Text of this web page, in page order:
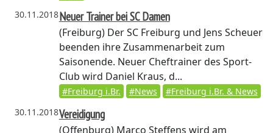
30.11.2018Neuer Trainer bei SC Damen
(Freiburg)Der SC Freiburg und Jens Scheuer
beenden ihre Zusammenarbeit zum
Saisonende. Neuer Cheftrainer des Sport-
Club wird Daniel Kraus, d...
#Freiburg i.Br. #News
#Freiburg i.Br. & News
30.11.2018Vereidigung
(Offenburg)Marco Steffens wird am